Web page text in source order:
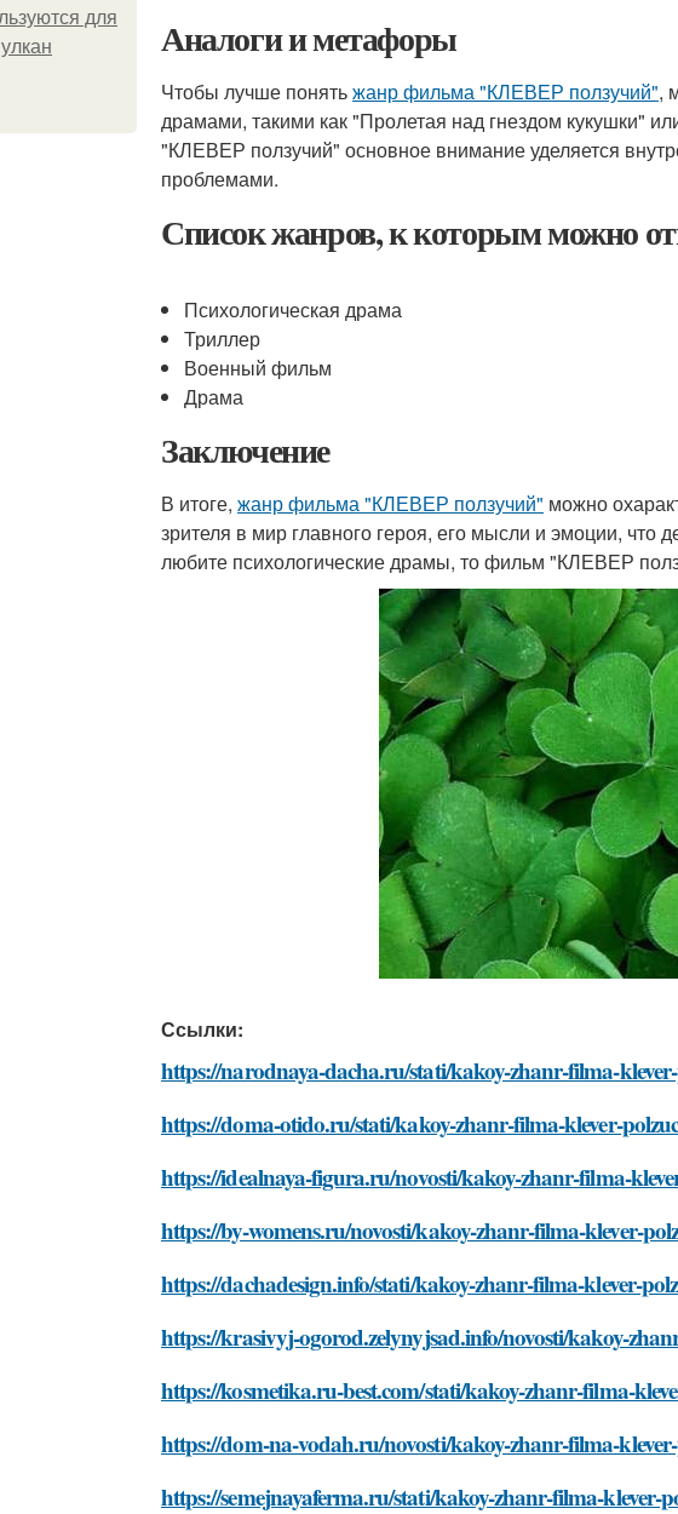
для
Аналоги и метафоры
Чтобы лучше понятьжанр фильма "КЛЕВЕР ползучий",
драмами, такими как "Пролетая над гнездом кукушки"
"КЛЕВЕР ползучий" основное внимание уделяется
проблемами.
Список жанров, к которым можно
Психологическая драма
Триллер
Военный фильм
Драма
Заключение
В итоге, жанр фильма "КЛЕВЕР ползучий" можно
зрителя в мир главного героя, его мысли и эмоции,
любите психологические драмы, то фильм "КЛЕВЕР
Ссылки:
https://narodnaya-dacha.ru/stati/kakoy-zhanr-filma-
https://doma-otido.ru/stati/kakoy-zhanr-filma-klever-
https://idealnaya-figura.ru/novosti/kakoy-zhanr-filma-
https://by-womens.ru/novosti/kakoy-zhanr-filma-klever-
https://dachadesign.info/stati/kakoy-zhanr-filma-klever-
https://krasivyj-ogorod.zelynyjsad.info/novosti/kakoy-
https://kosmetika.ru-best.com/stati/kakoy-zhanr-filma-
https://dom-na-vodah.ru/novosti/kakoy-zhanr-filma-
https://semejnayaferma.ru/stati/kakoy-zhanr-filma-klever-